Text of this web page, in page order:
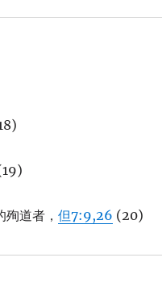
道者，但7:9,26 (20)